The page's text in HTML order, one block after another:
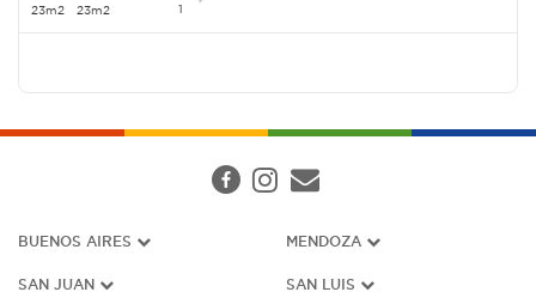
23m2 23m2 1
BUENOS AIRES MENDOZA
SAN JUAN SAN LUIS